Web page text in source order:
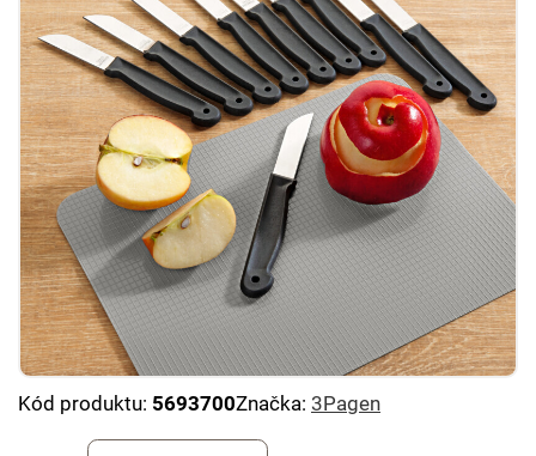
Kód produktu: 5693700Značka: 3Pagen